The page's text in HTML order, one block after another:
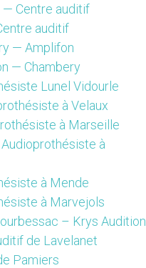
— Centre auditif
auditif
— Amplifon
— Chambery
Lunel Vidourle
à Velaux
à Marseille
à
à Mende
à Marvejols
– Krys Audition
de Lavelanet
Pamiers